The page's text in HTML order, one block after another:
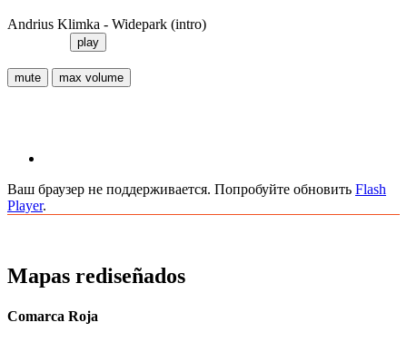
Andrius Klimka - Widepark (intro)
play
mute max volume
Ваш браузер не поддерживается. Попробуйте обновить Flash
Player.
Mapas rediseñados
Comarca Roja